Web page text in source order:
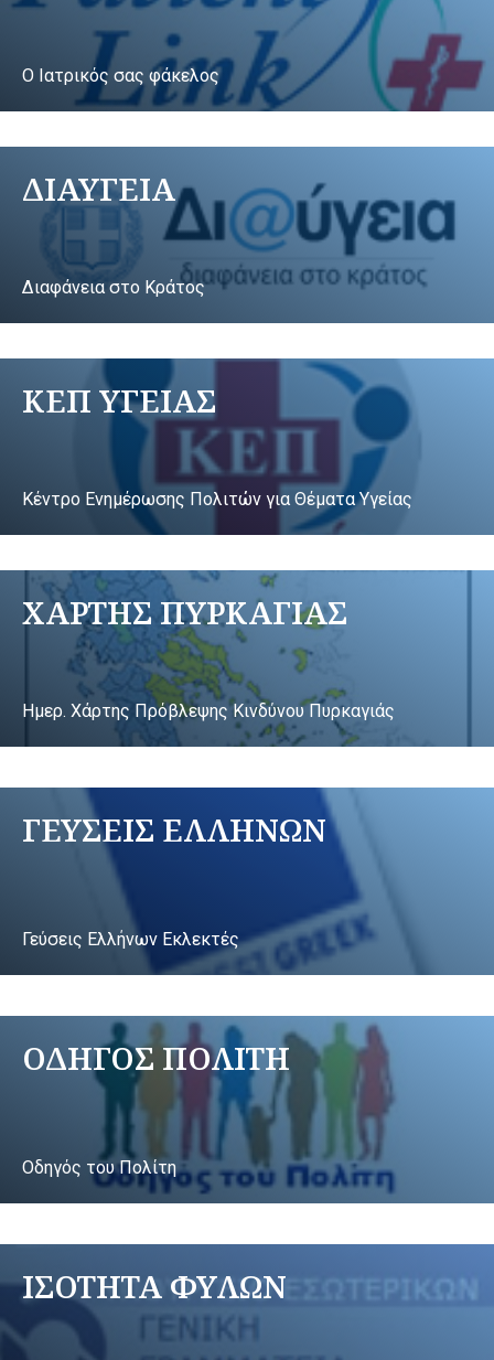
Ο Ιατρικός σας φάκελος
ΔΙΑΥΓΕΙΑ
Διαφάνεια στο Κράτος
ΚΕΠ ΥΓΕΙΑΣ
Κέντρο Ενημέρωσης Πολιτών για Θέματα Υγείας
ΧΑΡΤΗΣ ΠΥΡΚΑΓΙΑΣ
Ημερ. Χάρτης Πρόβλεψης Κινδύνου Πυρκαγιάς
ΓΕΥΣΕΙΣ ΕΛΛΗΝΩΝ
Γεύσεις Ελλήνων Εκλεκτές
ΟΔΗΓΟΣ ΠΟΛΙΤΗ
Οδηγός του Πολίτη
ΙΣΟΤΗΤΑ ΦΥΛΩΝ